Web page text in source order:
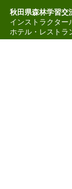
秋田県森林学習交
インストラクタ
ホテル・レスト